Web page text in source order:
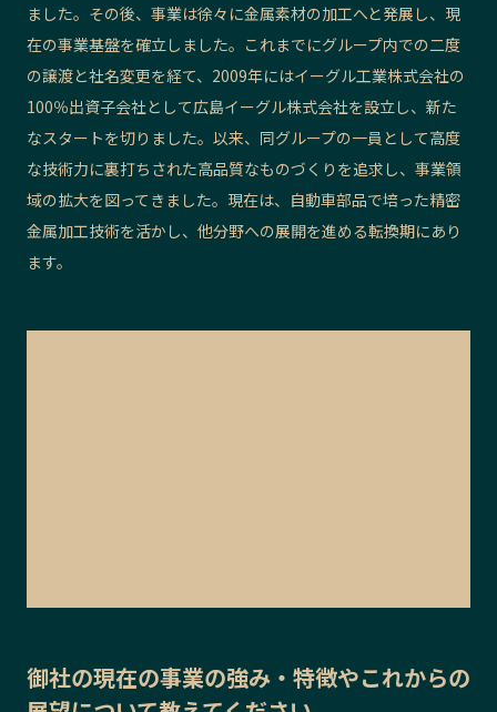
ました。その後、事業は徐々に金属素材の加工へと発展し、現
在の事業基盤を確立しました。これまでにグループ内での二度
の譲渡と社名変更を経て、2009年にはイーグル工業株式会社の
100％出資子会社として広島イーグル株式会社を設立し、新た
なスタートを切りました。以来、同グループの一員として高度
な技術力に裏打ちされた高品質なものづくりを追求し、事業領
域の拡大を図ってきました。現在は、自動車部品で培った精密
金属加工技術を活かし、他分野への展開を進める転換期にあり
ます。
御社の現在の事業の強み・特徴やこれからの